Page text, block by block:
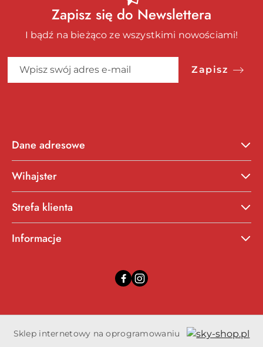
Zapisz się do Newslettera
I bądź na bieżąco ze wszystkimi nowościami!
Zapisz
Dane adresowe
Wihajster
Strefa klienta
Informacje
Sklep internetowy na oprogramowaniu